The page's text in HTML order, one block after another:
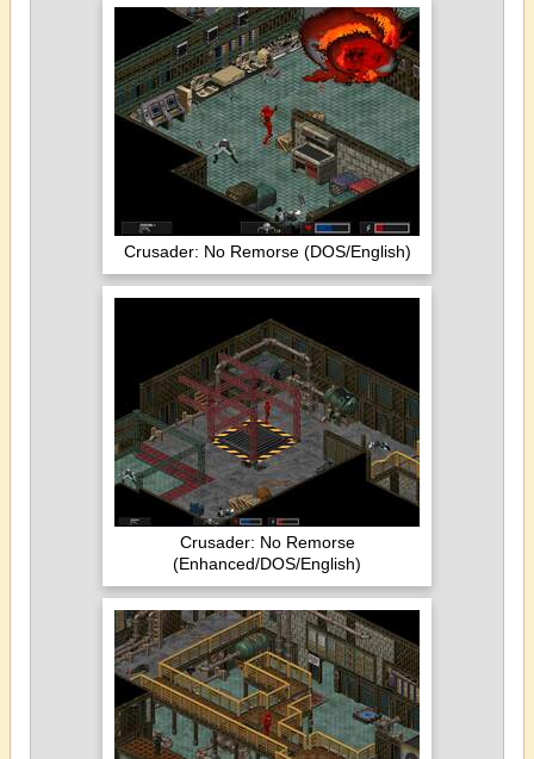
Crusader: No Remorse (DOS/English)
Crusader: No Remorse
(Enhanced/DOS/English)